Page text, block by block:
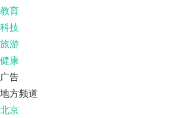
教育
科技
旅游
健康
广告
地方频道
北京